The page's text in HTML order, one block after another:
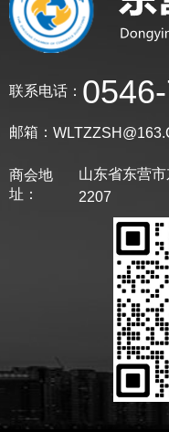
联系电话：
邮箱：
商会地
址：
山东省东营
2207